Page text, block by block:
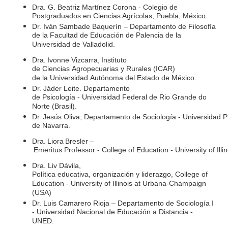
Dra. G. Beatriz Martínez Corona - Colegio de
Postgraduados en Ciencias Agrícolas, Puebla, México.
Dr. Iván Sambade Baquerín – Departamento de Filosofía
de la Facultad de Educación de Palencia de la
Universidad de Valladolid.
Dra. Ivonne Vizcarra, Instituto
de Ciencias Agropecuarias y Rurales (ICAR)
de la Universidad Autónoma del Estado de México.
Dr. Jáder Leite. Departamento
de Psicología - Universidad Federal de Rio Grande do
Norte (Brasil).
Dr. Jesús Oliva, Departamento de Sociología - Universidad
de Navarra.
Dra. Liora Bresler –
Emeritus Professor - College of Education - University of
Dra. Liv Dávila,
Política educativa, organización y liderazgo, College of
Education - University of Illinois at Urbana-Champaign
(USA)
Dr. Luis Camarero Rioja – Departamento de Sociología I
- Universidad Nacional de Educación a Distancia -
UNED.